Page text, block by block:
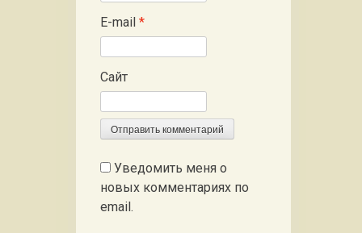
E-mail *
Сайт
Уведомить меня о
новых комментариях по
email.